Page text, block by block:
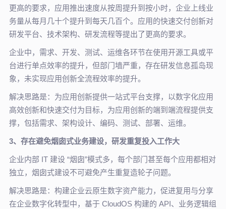
更高的要求，应用推出速度从按周提升到按小时，企业上线业
务量从每月几十个提升到每天几百个。应用的快速交付创新对
研发平台、技术架构、研发流程等提出了更高的要求。
企业中，需求、开发、测试、运维各环节在使用开源工具或平
台进行单点效率的提升，但部门墙严重，存在研发信息孤岛现
象，未实现应用创新全流程效率的提升。
解决思路是：为应用创新提供一站式平台支撑，以数字化应用
高效创新和快速交付为目标，为应用创新的端到端流程提供支
撑，包括需求、架构设计、编码、测试、部署、运维。
3、存在避免烟囱式业务建设，研发重复投入工作大
企业内部 IT 建设 “烟囱”模式多，每个部门甚至每个应用都相对
独立，烟囱式建设不可避免产生重复造轮子问题。
解决思路是：构建企业云原生数字资产能力，促进复用与分享
在企业数字化转型中，基于 CloudOS 构建的 API、业务逻辑组